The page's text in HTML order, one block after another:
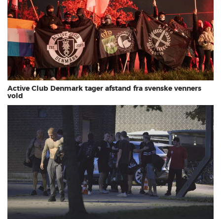
Active Club Denmark tager afstand fra svenske venners
vold